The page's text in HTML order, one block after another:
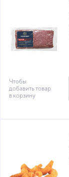
Чтобы
добавить товар
в корзину